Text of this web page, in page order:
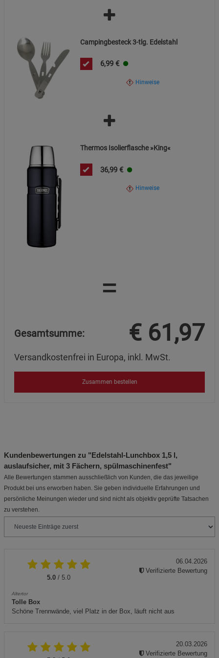
Campingbesteck 3-tlg. Edelstahl
6,99 €
Hinweise
Thermos Isolierflasche »King«
36,99 €
Hinweise
=
Gesamtsumme: € 61,97
Versandkostenfrei in Europa, inkl. MwSt.
Zusammen bestellen
Kundenbewertungen zu "Edelstahl-Lunchbox 1,5 l,
auslaufsicher, mit 3 Fächern, spülmaschinenfest"
Alle Bewertungen stammen ausschließlich von Kunden, die das jeweilige
Produkt bei uns erworben haben. Sie geben individuelle Erfahrungen und
persönliche Meinungen wieder und sind nicht als objektiv geprüfte Tatsachen
zu verstehen.
5.0 / 5.0
Altertor
Tolle Box
Schöne Trennwände, viel Platz in der Box, läuft nicht aus
06.04.2026
Verifizierte Bewertung
20.03.2026
Verifizierte Bewertung
Beschreibung Marketing Cookies